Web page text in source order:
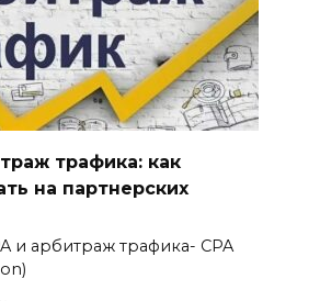
трафика: как
на партнерских
и арбитраж трафика- CPA